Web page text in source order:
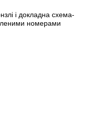
і докладна схема-
номерами